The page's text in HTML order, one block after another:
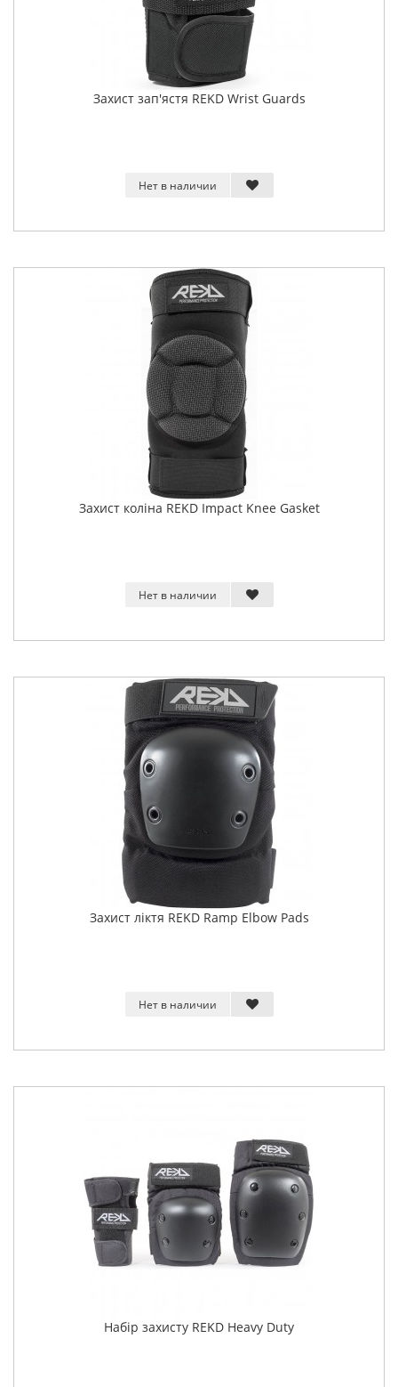
Захист зап'ястя REKD Wrist Guards
Нет в наличии
Захист коліна REKD Impact Knee Gasket
Нет в наличии
Захист ліктя REKD Ramp Elbow Pads
Нет в наличии
Набір захисту REKD Heavy Duty